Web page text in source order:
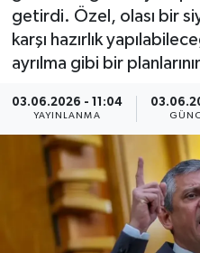
getirdi. Özel, olası bir
karşı hazırlık
ayrılma gibi bir
03.06.2026 - 11:04
YAYINLANMA
Genel
Gündem
Magazin
Sağlık
Siyaset
Spor
Tüm Manşetler
Son Dakika Haberleri
Haber Arşivi